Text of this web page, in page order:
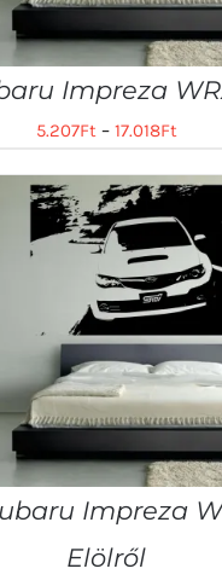
Impreza
5.207Ft– 17.018Ft
Impreza
Elölről